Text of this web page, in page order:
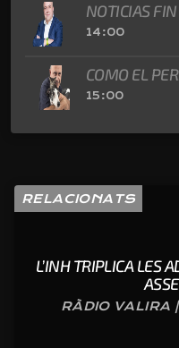
NOTICIAS
14:00
COMO EL
15:00
RELACIONATS
L’INH TRIPLICA LES
RÀDIO